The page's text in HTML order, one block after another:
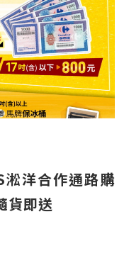
淞洋合作通路購
貨即送